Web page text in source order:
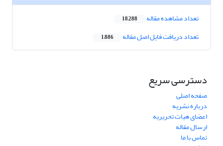
تعداد مشاهده مقاله 18,288
تعداد دریافت فایل اصل مقاله 1,886
دسترسی سریع
صفحه اصلی
درباره نشریه
اعضای هیات تحریریه
ارسال مقاله
تماس با ما